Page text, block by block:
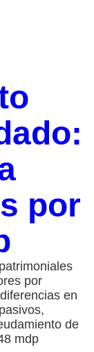
por
por
en
de
mdp